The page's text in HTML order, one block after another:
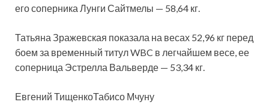
его соперника Лунги Сайтмелы — 58,64 кг.
Татьяна Зражевская показала на весах 52,96 кг перед
боем за временный титул WBC в легчайшем весе, ее
соперница Эстрелла Вальверде — 53,34 кг.
Евгений ТищенкоТабисо Мчуну